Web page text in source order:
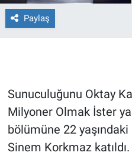
Paylaş
Sunuculuğunu Oktay
Milyoner Olmak İster
bölümüne 22
Sinem Korkmaz katıldı.
Gün Başlıyor
Gündem Özel
Günün görüntüsü